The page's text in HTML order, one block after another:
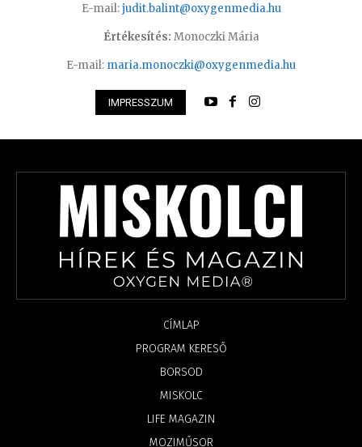
E-mail:judit.balint@oxygenmedia.hu
Értékesítés: Monoczki Mária
E-mail: maria.monoczki@oxygenmedia.hu
IMPRESSZUM
CÍMLAP
PROGRAM KERESŐ
BORSOD
MISKOLC
LIFE MAGAZIN
MOZIMŰSOR